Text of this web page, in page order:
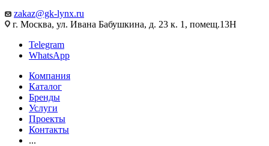
zakaz@gk-lynx.ru
г. Москва, ул. Ивана Бабушкина, д. 23 к. 1, помещ.13Н
Telegram
WhatsApp
Компания
Каталог
Бренды
Услуги
Проекты
Контакты
...